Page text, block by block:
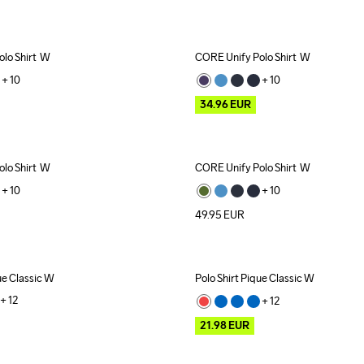
Shirt  W
+ 10
Outlet Recycled
CORE Unify Polo Shirt  W
+ 10
34.96EUR
Shirt  W
+ 10
Recycled
CORE Unify Polo Shirt  W
+ 10
49.95 EUR
Classic W
+ 12
Outlet
Polo Shirt Pique Classic W
+ 12
21.98EUR